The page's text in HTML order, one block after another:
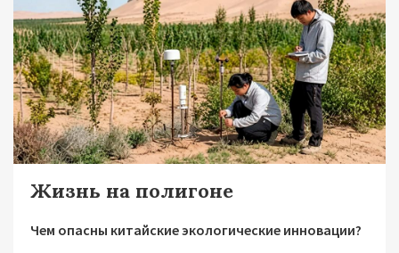
Жизнь на полигоне
Чем опасны китайские экологические инновации?